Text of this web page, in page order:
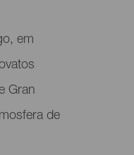
em
Gran
de